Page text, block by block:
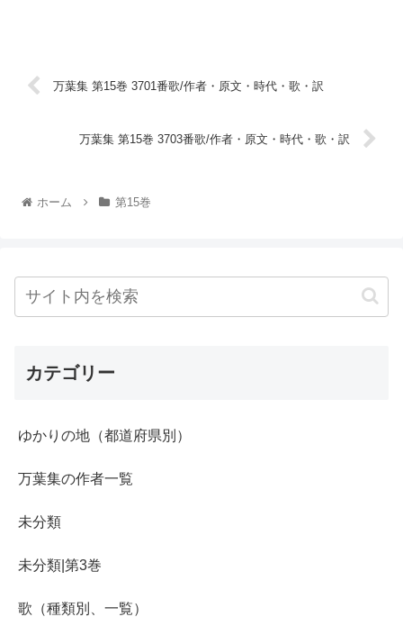
万葉集 第15巻 3701番歌/作者・原文・時代・歌・訳
万葉集 第15巻 3703番歌/作者・原文・時代・歌・訳
ホーム 第15巻
カテゴリー
ゆかりの地（都道府県別）
万葉集の作者一覧
未分類
未分類|第3巻
歌（種類別、一覧）